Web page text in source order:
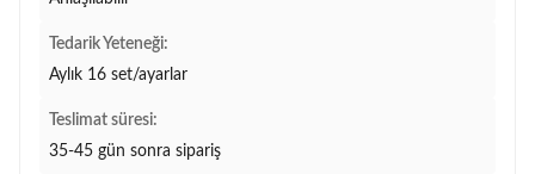
Tedarik Yeteneği:
Aylık 16 set/ayarlar
Teslimat süresi:
35-45 gün sonra sipariş